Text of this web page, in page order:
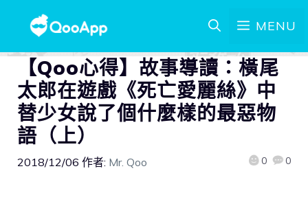
MENU
【Qoo心得】故事導讀：橫尾
太郎在遊戲《死亡愛麗絲》中
替少女說了個什麼樣的最惡物
語（上）
2018/12/06 作者: Mr. Qoo 0 0